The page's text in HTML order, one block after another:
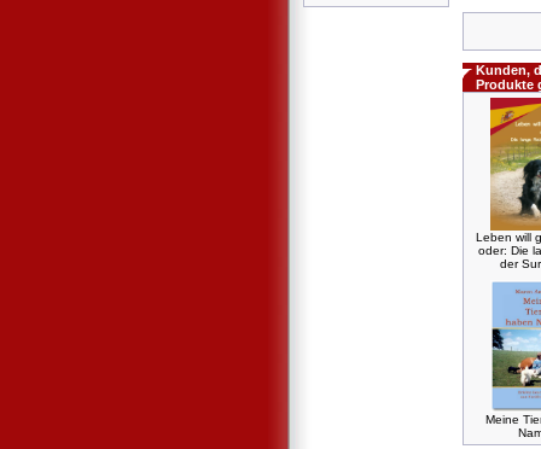
Kunden,
Produkte
Leben will
oder: Die
der
Meine